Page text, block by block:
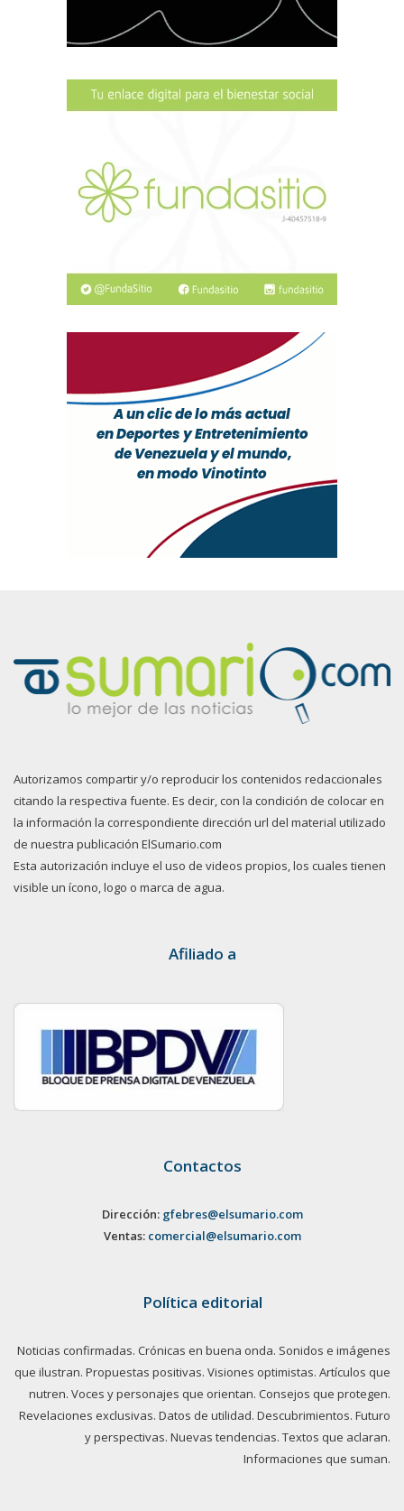
Autorizamos compartir y/o reproducir los contenidos redaccionales
citando la respectiva fuente. Es decir, con la condición de colocar en
la información la correspondiente dirección url del material utilizado
de nuestra publicación ElSumario.com
Esta autorización incluye el uso de videos propios, los cuales tienen
visible un ícono, logo o marca de agua.
Afiliado a
Contactos
Dirección: gfebres@elsumario.com
Ventas: comercial@elsumario.com
Política editorial
Noticias confirmadas. Crónicas en buena onda. Sonidos e imágenes
que ilustran. Propuestas positivas. Visiones optimistas. Artículos que
nutren. Voces y personajes que orientan. Consejos que protegen.
Revelaciones exclusivas. Datos de utilidad. Descubrimientos. Futuro
y perspectivas. Nuevas tendencias. Textos que aclaran.
Informaciones que suman.